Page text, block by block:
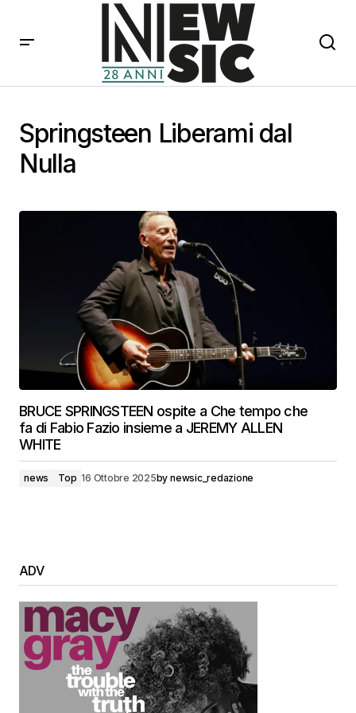
Springsteen Liberami dal
Nulla
BRUCE SPRINGSTEEN ospite a Che tempo che
fa di Fabio Fazio insieme a JEREMY ALLEN
WHITE
news Top 16 Ottobre 2025by newsic_redazione
ADV